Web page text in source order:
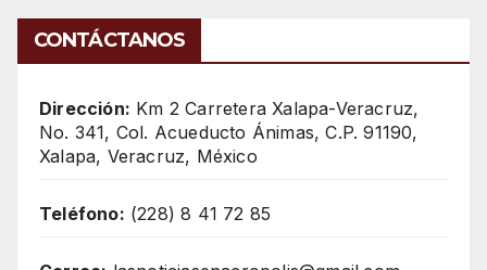
CONTÁCTANOS
Dirección: Km 2 Carretera Xalapa-Veracruz,
No. 341, Col. Acueducto Ánimas, C.P. 91190,
Xalapa, Veracruz, México
Teléfono: (228) 8 41 72 85